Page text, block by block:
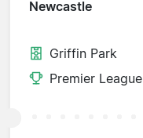
Newcastle
Griffin Park
Premier League